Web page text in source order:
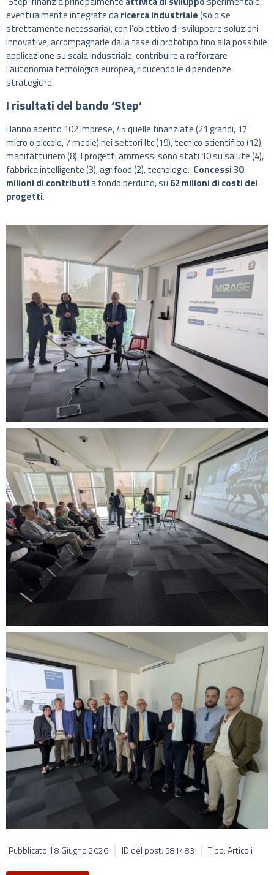
eventualmente integrate daricerca industriale(solo se
strettamente necessaria), con l’obiettivo di: sviluppare soluzioni
innovative, accompagnarle dalla fase di prototipo fino alla possibile
applicazione su scala industriale, contribuire a rafforzare
l’autonomia tecnologica europea, riducendo le dipendenze
strategiche.
I risultati del bando ‘Step’
Hanno aderito 102 imprese, 45 quelle finanziate (21 grandi, 17
micro o piccole, 7 medie) nei settori Itc (19), tecnico scientifico (12),
manifatturiero (8). I progetti ammessi sono stati 10 su salute (4),
fabbrica intelligente (3), agrifood (2), tecnologie. Concessi 30
milioni di contributia fondo perduto, su 62 milioni di costi dei
progetti.
Pubblicato il8 Giugno 2026 ID del post: 581483 Tipo: Articoli